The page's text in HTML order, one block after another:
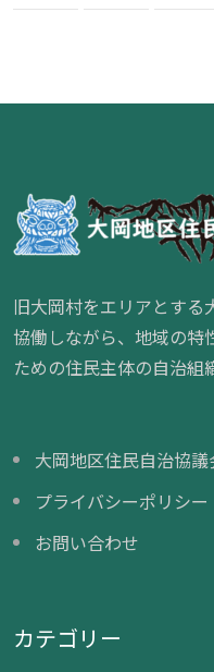
旧大岡村をエリアとする
協働しながら、地域の特
ための住民主体の自治組
大岡地区住民自治協議
プライバシーポリシー
お問い合わせ
カテゴリー